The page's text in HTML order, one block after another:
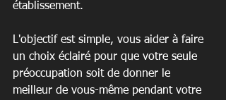
établissement.
L'objectif est simple, vous aider à faire
un choix éclairé pour que votre seule
préoccupation soit de donner le
meilleur de vous-même pendant votre